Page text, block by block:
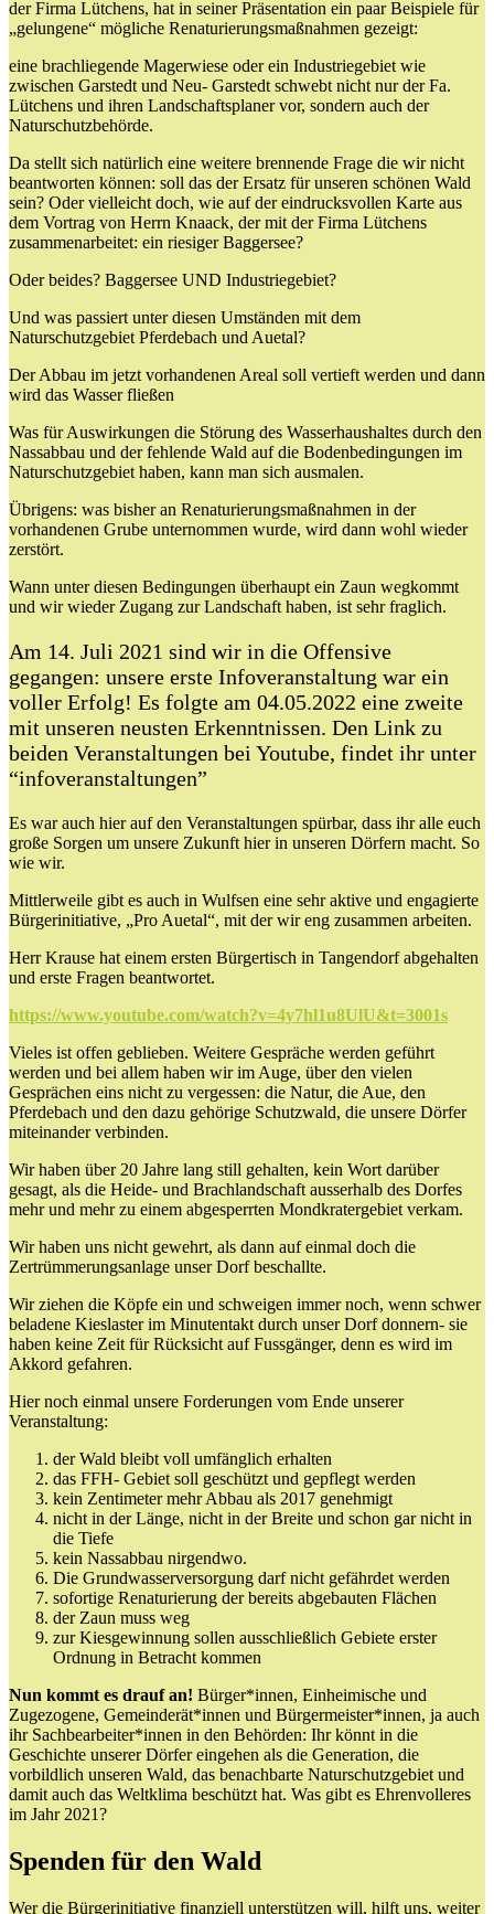
der Firma Lütchens, hat in seiner Präsentation ein paar Beispiele für
„gelungene“ mögliche Renaturierungsmaßnahmen gezeigt:
eine brachliegende Magerwiese oder ein Industriegebiet wie
zwischen Garstedt und Neu- Garstedt schwebt nicht nur der Fa.
Lütchens und ihren Landschaftsplaner vor, sondern auch der
Naturschutzbehörde.
Da stellt sich natürlich eine weitere brennende Frage die wir nicht
beantworten können: soll das der Ersatz für unseren schönen Wald
sein? Oder vielleicht doch, wie auf der eindrucksvollen Karte aus
dem Vortrag von Herrn Knaack, der mit der Firma Lütchens
zusammenarbeitet: ein riesiger Baggersee?
Oder beides? Baggersee UND Industriegebiet?
Und was passiert unter diesen Umständen mit dem
Naturschutzgebiet Pferdebach und Auetal?
Der Abbau im jetzt vorhandenen Areal soll vertieft werden und dann
wird das Wasser fließen
Was für Auswirkungen die Störung des Wasserhaushaltes durch den
Nassabbau und der fehlende Wald auf die Bodenbedingungen im
Naturschutzgebiet haben, kann man sich ausmalen.
Übrigens: was bisher an Renaturierungsmaßnahmen in der
vorhandenen Grube unternommen wurde, wird dann wohl wieder
zerstört.
Wann unter diesen Bedingungen überhaupt ein Zaun wegkommt
und wir wieder Zugang zur Landschaft haben, ist sehr fraglich.
Am 14. Juli 2021 sind wir in die Offensive
gegangen: unsere erste Infoveranstaltung war ein
voller Erfolg! Es folgte am 04.05.2022 eine zweite
mit unseren neusten Erkenntnissen. Den Link zu
beiden Veranstaltungen bei Youtube, findet ihr unter
“infoveranstaltungen”
Es war auch hier auf den Veranstaltungen spürbar, dass ihr alle euch
große Sorgen um unsere Zukunft hier in unseren Dörfern macht. So
wie wir.
Mittlerweile gibt es auch in Wulfsen eine sehr aktive und engagierte
Bürgerinitiative, „Pro Auetal“, mit der wir eng zusammen arbeiten.
Herr Krause hat einem ersten Bürgertisch in Tangendorf abgehalten
und erste Fragen beantwortet.
https://www.youtube.com/watch?v=4y7hl1u8UlU&t=3001s
Vieles ist offen geblieben. Weitere Gespräche werden geführt
werden und bei allem haben wir im Auge, über den vielen
Gesprächen eins nicht zu vergessen: die Natur, die Aue, den
Pferdebach und den dazu gehörige Schutzwald, die unsere Dörfer
miteinander verbinden.
Wir haben über 20 Jahre lang still gehalten, kein Wort darüber
gesagt, als die Heide- und Brachlandschaft ausserhalb des Dorfes
mehr und mehr zu einem abgesperrten Mondkratergebiet verkam.
Wir haben uns nicht gewehrt, als dann auf einmal doch die
Zertrümmerungsanlage unser Dorf beschallte.
Wir ziehen die Köpfe ein und schweigen immer noch, wenn schwer
beladene Kieslaster im Minutentakt durch unser Dorf donnern- sie
haben keine Zeit für Rücksicht auf Fussgänger, denn es wird im
Akkord gefahren.
Hier noch einmal unsere Forderungen vom Ende unserer
Veranstaltung:
der Wald bleibt voll umfänglich erhalten
das FFH- Gebiet soll geschützt und gepflegt werden
kein Zentimeter mehr Abbau als 2017 genehmigt
nicht in der Länge, nicht in der Breite und schon gar nicht in
die Tiefe
kein Nassabbau nirgendwo.
Die Grundwasserversorgung darf nicht gefährdet werden
sofortige Renaturierung der bereits abgebauten Flächen
der Zaun muss weg
zur Kiesgewinnung sollen ausschließlich Gebiete erster
Ordnung in Betracht kommen
Nun kommt es drauf an! Bürger*innen, Einheimische und
Zugezogene, Gemeinderät*innen und Bürgermeister*innen, ja auch
ihr Sachbearbeiter*innen in den Behörden: Ihr könnt in die
Geschichte unserer Dörfer eingehen als die Generation, die
vorbildlich unseren Wald, das benachbarte Naturschutzgebiet und
damit auch das Weltklima beschützt hat. Was gibt es Ehrenvolleres
im Jahr 2021?
Spenden für den Wald
Wer die Bürgerinitiative finanziell unterstützen will, hilft uns, weiter